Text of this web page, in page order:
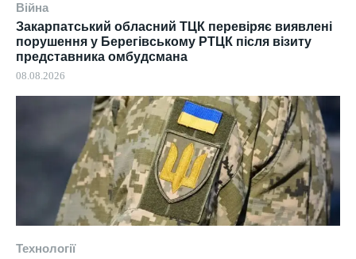
Війна
Закарпатський обласний ТЦК перевіряє виявлені
порушення у Берегівському РТЦК після візиту
представника омбудсмана
08.08.2026
Технології